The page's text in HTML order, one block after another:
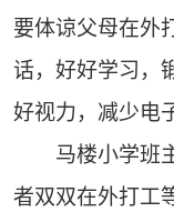
要体谅父母在外
话，好好学习，
好视力，减少电
马楼小学班主
者双双在外打工